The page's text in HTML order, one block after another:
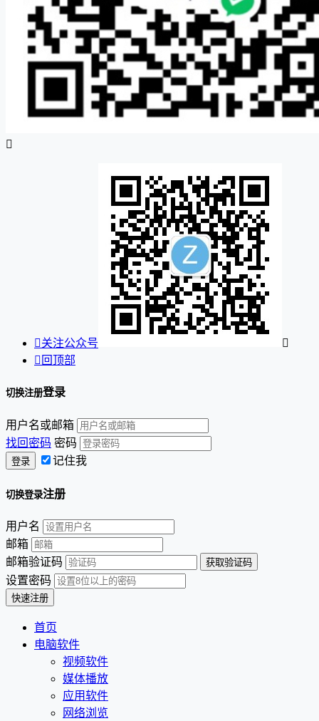

关注公众号

 回顶部
切换注册登录
用户名或邮箱
找回密码 密码
记住我
切换登录注册
用户名
邮箱
邮箱验证码
设置密码
首页
电脑软件
视频软件
媒体播放
应用软件
网络浏览